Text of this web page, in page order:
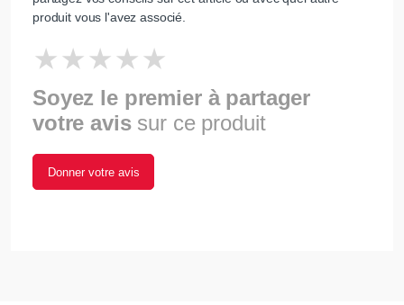
produit vous l'avez associé.
Soyez le premier à partager
votre avis sur ce produit
Donner votre avis